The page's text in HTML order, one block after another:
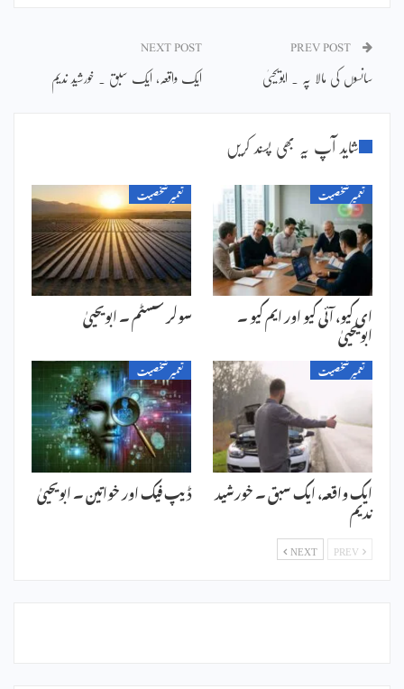
سانسوں کی مالا پہ ۔ ابویحییٰ
NEXT POST
ایک واقعہ، ایک سبق ۔ خورشید ندیم
شاید آپ یہ بھی پسند کریں
تعمیر شخصیت
ای کیو، آئی کیو اور ایم کیو ۔
ابویحییٰ
تعمیر شخصیت
سولر سسٹم ۔ ابویحییٰ
تعمیر شخصیت
ایک واقعہ، ایک سبق ۔ خورشید
ندیم
تعمیر شخصیت
ڈیپ فیک اور خواتین ۔ ابویحییٰ
NEXT